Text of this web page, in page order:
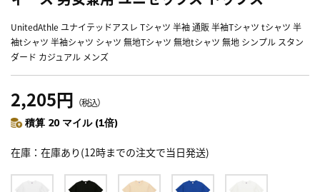
UnitedAthle ユナイテッドアスレ Tシャツ 半袖 通販 半袖Tシャツ tシャツ 半
袖tシャツ 半袖シャツ シャツ 無地Tシャツ 無地tシャツ 無地 シンプル スタン
ダード カジュアル メンズ
2,205円 （税込）
積算 20 マイル (1倍)
在庫 在庫あり(12時までの注文で当日発送)